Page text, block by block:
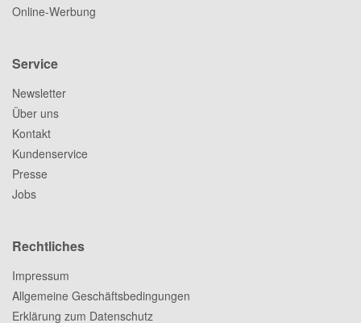
Online-Werbung
Service
Newsletter
Über uns
Kontakt
Kundenservice
Presse
Jobs
Rechtliches
Impressum
Allgemeine Geschäftsbedingungen
Erklärung zum Datenschutz